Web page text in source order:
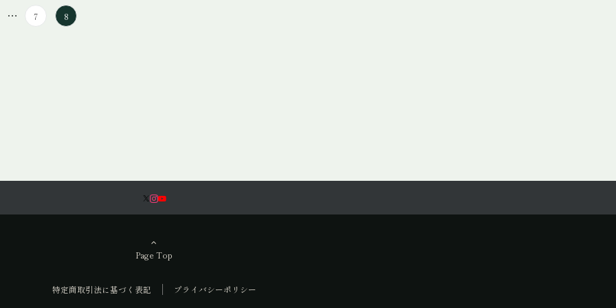
… 7 8
Page Top
特定商取引法に基づく表記 プライバシーポリシー